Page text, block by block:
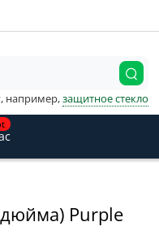
например,защитное стекло
дюйма) Purple